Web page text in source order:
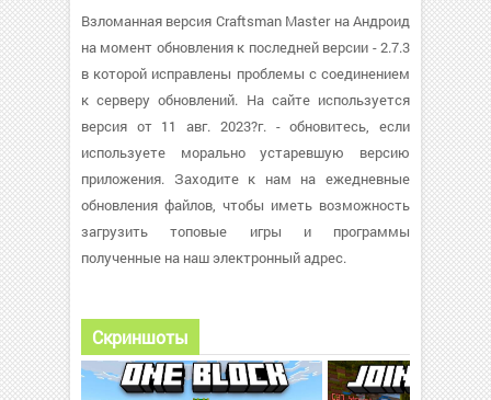
Взломанная версия Craftsman Master на Андроид
на момент обновления к последней версии - 2.7.3
в которой исправлены проблемы с соединением
к серверу обновлений. На сайте используется
версия от 11 авг. 2023?г. - обновитесь, если
используете морально устаревшую версию
приложения. Заходите к нам на ежедневные
обновления файлов, чтобы иметь возможность
загрузить топовые игры и программы
полученные на наш электронный адрес.
Скриншоты